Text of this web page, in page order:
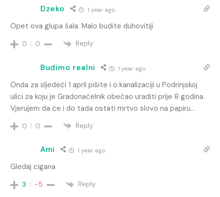
Dzeko 1 year ago
Opet ova glupa šala. Malo budite duhovitiji
0 0 Reply
Budimo realni 1 year ago
Onda za sljedeći 1 april pišite i o kanalizaciji u Podrinjskoj
ulici za koju je Gradonačelnik obećao uraditi prije 8 godina.
Vjerujem da će i do tada ostati mrtvo slovo na papiru…
0 0 Reply
Ami 1 year ago
Gledaj cigana
3 -5 Reply